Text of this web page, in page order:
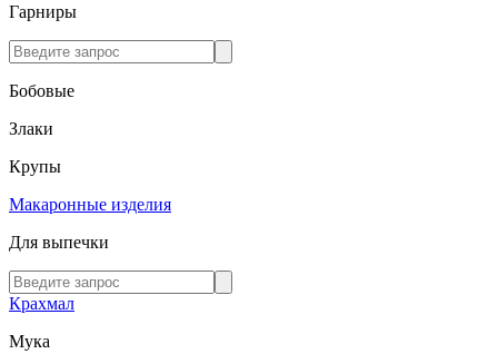
Гарниры
Бобовые
Злаки
Крупы
Макаронные изделия
Для выпечки
Крахмал
Мука